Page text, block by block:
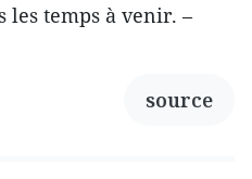
les temps à venir. –
source